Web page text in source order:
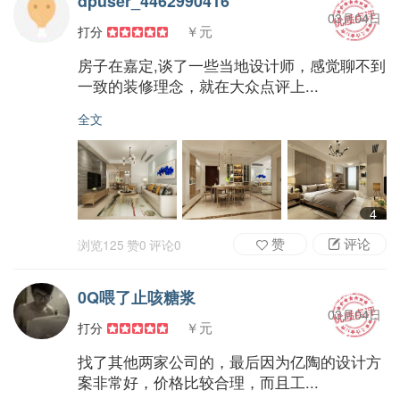
打分 ￥元
03月04日
房子在嘉定,谈了一些当地设计师，感觉聊不到
一致的装修理念，就在大众点评上...
全文
4
浏览125 赞0 评论0 评论
赞
0Q喂了止咳糖浆
打分 ￥元
03月04日
找了其他两家公司的，最后因为亿陶的设计方
案非常好，价格比较合理，而且工...